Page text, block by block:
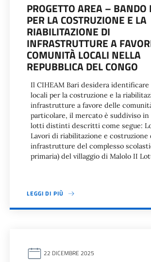
PROGETTO AREA – BANDO
PER LA COSTRUZIONE E LA
RIABILITAZIONE DI
INFRASTRUTTURE A
COMUNITÀ LOCALI NELLA
REPUBBLICA DEL CONGO
Il CIHEAM Bari desidera
locali per la costruzione e la
infrastrutture a favore delle
particolare, il mercato è suddiviso in
lotti distinti descritti come segue:
Lavori di riabilitazione e costruzione
infrastrutture del complesso
primaria) del villaggio di Malolo II
LEGGI DI PIÙ
22 DICEMBRE 2025